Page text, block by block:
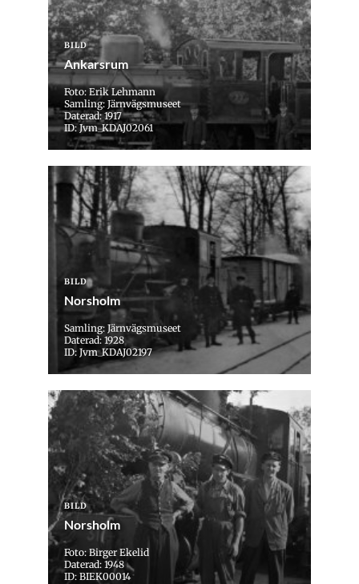
BILD
Ankarsrum
Foto: Erik Lehmann
Samling: Järnvägsmuseet
Daterad: 1917
ID: Jvm_KDAJ02061
BILD
Norsholm
Samling: Järnvägsmuseet
Daterad: 1928
ID: Jvm_KDAJ02197
BILD
Norsholm
Foto: Birger Ekelid
Daterad: 1948
ID: BIEK00014